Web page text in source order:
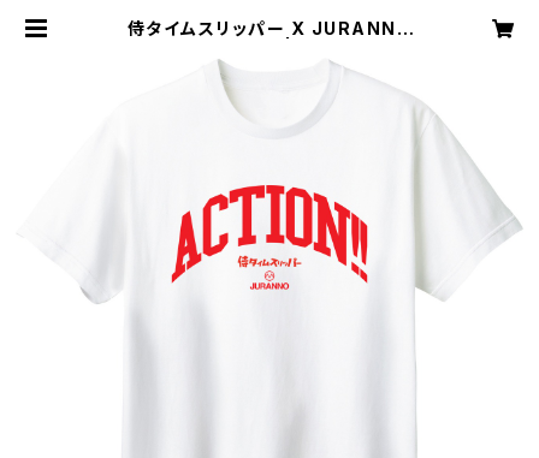
侍タイムスリッパー X JURANNO